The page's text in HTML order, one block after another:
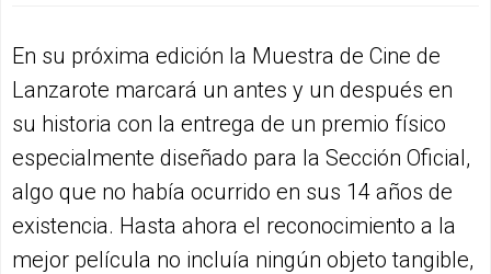
En su próxima edición la Muestra de Cine de
Lanzarote marcará un antes y un después en
su historia con la entrega de un premio físico
especialmente diseñado para la Sección Oficial,
algo que no había ocurrido en sus 14 años de
existencia. Hasta ahora el reconocimiento a la
mejor película no incluía ningún objeto tangible,